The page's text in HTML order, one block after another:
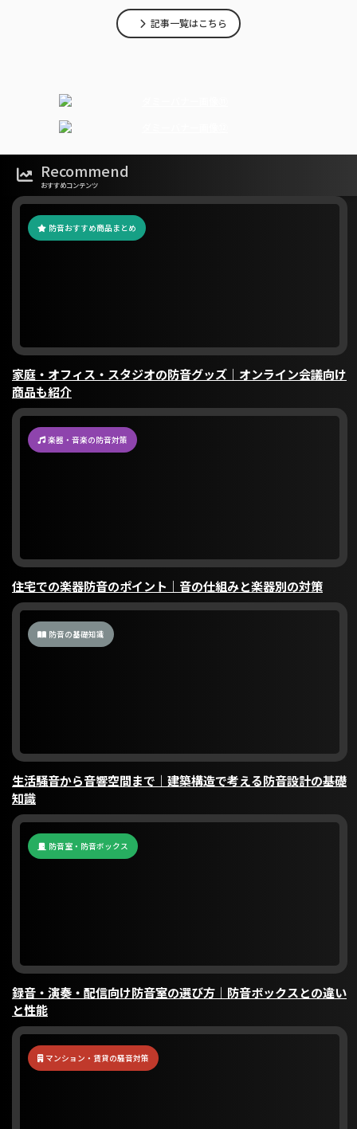
記事一覧はこちら
Recommend
おすすめコンテンツ
防音おすすめ商品まとめ
家庭・オフィス・スタジオの防音グッズ｜オンライン会議向け
商品も紹介
楽器・音楽の防音対策
住宅での楽器防音のポイント｜音の仕組みと楽器別の対策
防音の基礎知識
生活騒音から音響空間まで｜建築構造で考える防音設計の基礎
知識
防音室・防音ボックス
録音・演奏・配信向け防音室の選び方｜防音ボックスとの違い
と性能
マンション・賃貸の騒音対策